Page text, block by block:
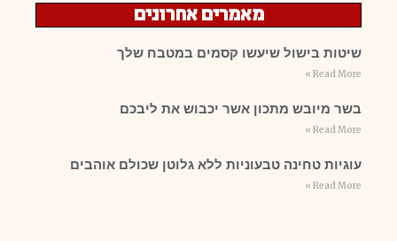
מאמרים אחרונים
שיטות בישול שיעשו קסמים במטבח שלך
Read More »
בשר מיובש מתכון אשר יכבוש את ליבכם
Read More »
עוגיות טחינה טבעוניות ללא גלוטן שכולם אוהבים
Read More »